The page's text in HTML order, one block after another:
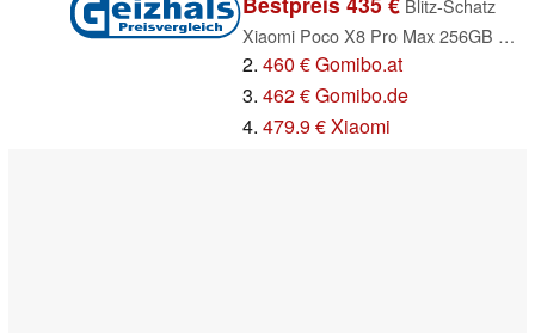
Blitz-Schatz
Xiaomi Poco X8 Pro Max 256GB weiß
2.460 € Gomibo.at
3.462 € Gomibo.de
4.479.9 € Xiaomi